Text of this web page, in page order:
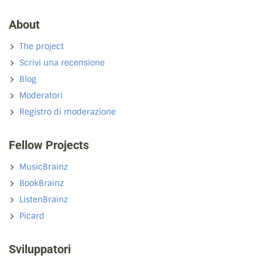
About
The project
Scrivi una recensione
Blog
Moderatori
Registro di moderazione
Fellow Projects
MusicBrainz
BookBrainz
ListenBrainz
Picard
Sviluppatori